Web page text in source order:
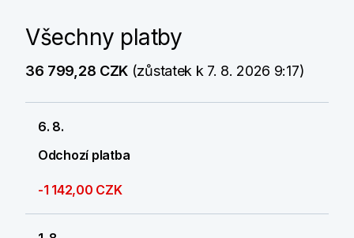
Všechny platby
36 799,28 CZK (zůstatek k 7. 8. 2026 9:17)
6. 8.
Odchozí platba
-1 142,00 CZK